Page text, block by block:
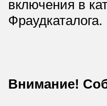
включения в
Фраудкаталога.
Внимание!